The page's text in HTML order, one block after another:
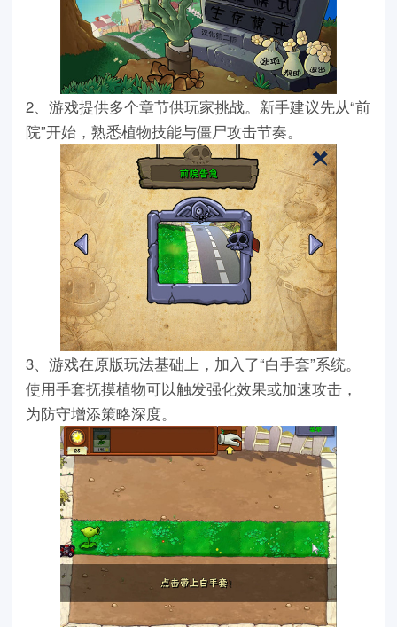
2、游戏提供多个章节供玩家挑战。新手建议先从“前
院”开始，熟悉植物技能与僵尸攻击节奏。
3、游戏在原版玩法基础上，加入了“白手套”系统。
使用手套抚摸植物可以触发强化效果或加速攻击，
为防守增添策略深度。